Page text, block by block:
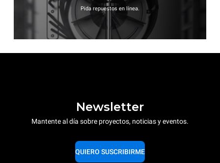
Pida repuestos en línea.
Newsletter
Mantente al día sobre proyectos, noticias y eventos.
QUIERO SUSCRIBIRME